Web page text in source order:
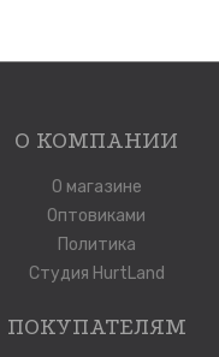
О КОМПАНИИ
О магазине
Оптовиками
Политика
Студия HurtLand
ПОКУПАТЕЛЯМ